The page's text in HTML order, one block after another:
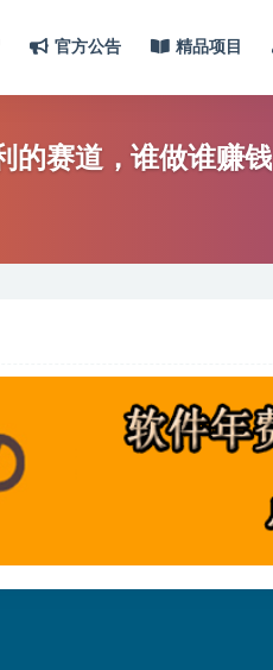
官方公告 精品项目
的赛道，谁做谁赚钱